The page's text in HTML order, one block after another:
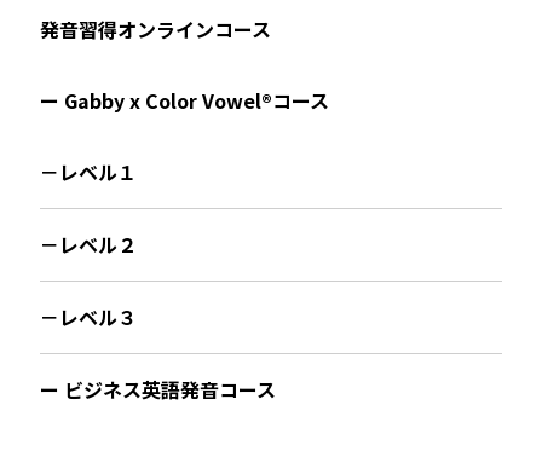
発音習得オンラインコース
ー Gabby x Color Vowel®︎コース
－レベル１
－レベル２
－レベル３
ー ビジネス英語発音コース